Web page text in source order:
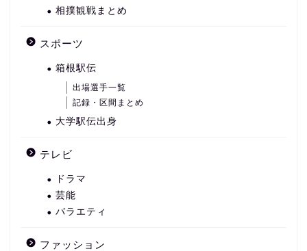
相撲観戦まとめ
スポーツ
箱根駅伝
出場選手一覧
記録・区間まとめ
大学駅伝出身
テレビ
ドラマ
芸能
バラエティ
ファッション